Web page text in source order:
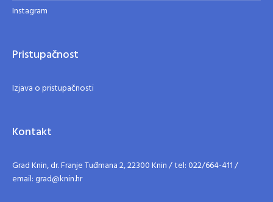
Instagram
Pristupačnost
Izjava o pristupačnosti
Kontakt
Grad Knin, dr. Franje Tuđmana 2, 22300 Knin / tel: 022/664-411 /
email: grad@knin.hr